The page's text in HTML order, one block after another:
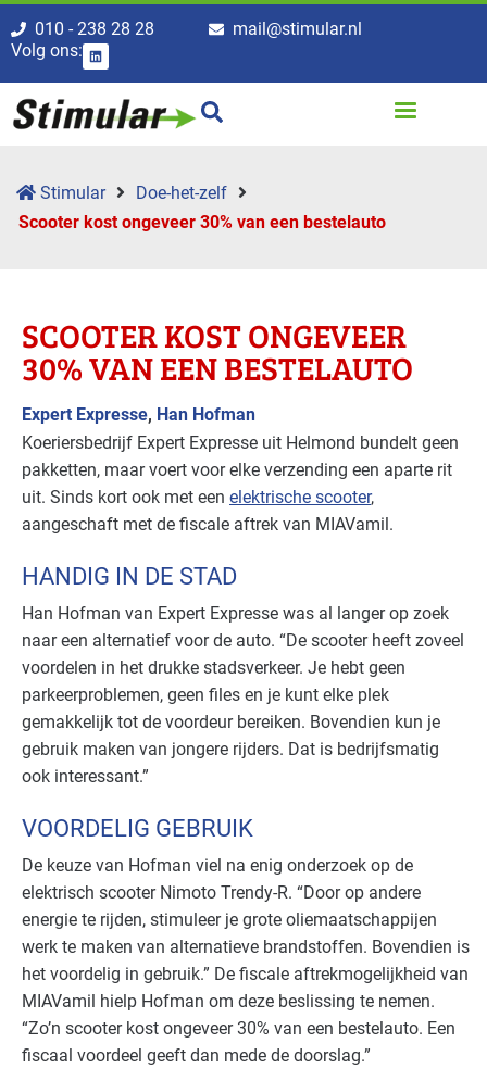
010 - 238 28 28
mail@stimular.nl
Volg ons:
Stimular
Doe-het-zelf
Scooter kost ongeveer 30% van een bestelauto
SCOOTER KOST ONGEVEER
30% VAN EEN BESTELAUTO
Expert Expresse, Han Hofman
Koeriersbedrijf Expert Expresse uit Helmond bundelt geen
pakketten, maar voert voor elke verzending een aparte rit
uit. Sinds kort ook met een elektrische scooter,
aangeschaft met de fiscale aftrek van MIAVamil.
HANDIG IN DE STAD
Han Hofman van Expert Expresse was al langer op zoek
naar een alternatief voor de auto. “De scooter heeft zoveel
voordelen in het drukke stadsverkeer. Je hebt geen
parkeerproblemen, geen files en je kunt elke plek
gemakkelijk tot de voordeur bereiken. Bovendien kun je
gebruik maken van jongere rijders. Dat is bedrijfsmatig
ook interessant.”
VOORDELIG GEBRUIK
De keuze van Hofman viel na enig onderzoek op de
elektrisch scooter Nimoto Trendy-R. “Door op andere
energie te rijden, stimuleer je grote oliemaatschappijen
werk te maken van alternatieve brandstoffen. Bovendien is
het voordelig in gebruik.” De fiscale aftrekmogelijkheid van
MIAVamil hielp Hofman om deze beslissing te nemen.
“Zo’n scooter kost ongeveer 30% van een bestelauto. Een
fiscaal voordeel geeft dan mede de doorslag.”